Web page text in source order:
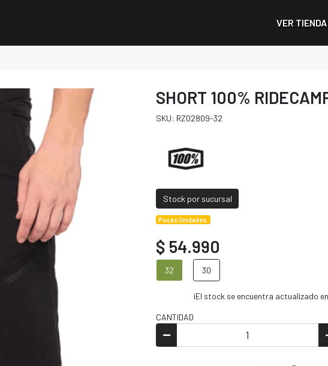
VER TIENDA
SHORT 100%
SKU: RZ02809-32
Stock por sucursal
Pocas Unidades.
$ 54.990
32 30
¡El stock se encuentra actualizado
CANTIDAD